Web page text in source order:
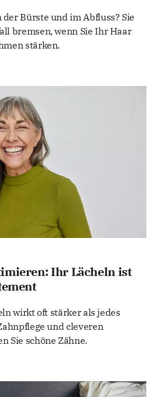
Bürste und im Abfluss? Sie
bremsen, wenn Sie Ihr Haar
stärken.
Ihr Lächeln ist
wirkt oft stärker als jedes
und cleveren
Sie schöne Zähne.